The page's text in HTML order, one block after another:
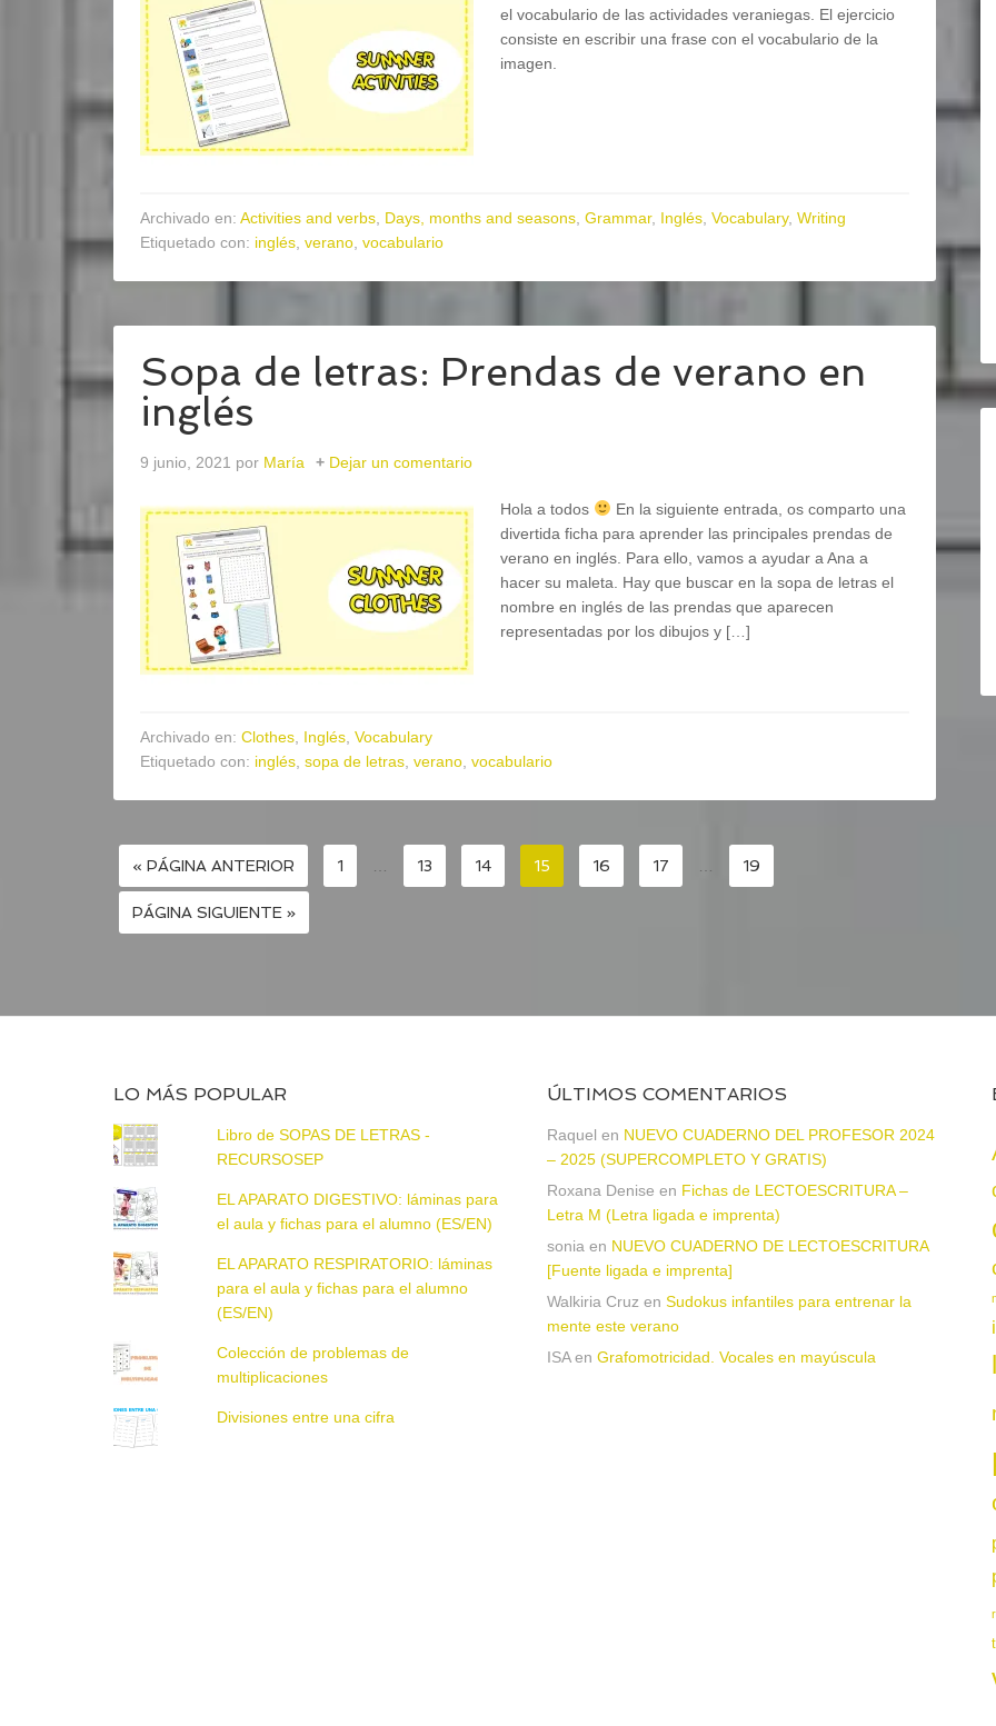
el vocabulario de las actividades veraniegas. El ejercicio
consiste en escribir una frase con el vocabulario de la
imagen.
Archivado en: Activities and verbs Days, months and seasons Grammar, Inglés Vocabulary, Writing
Etiquetado con: inglés verano vocabulario
Sopa de letras: Prendas de verano en
inglés
9 junio, 2021 por María Dejar un comentario
Hola a todos
En la siguiente entrada, os comparto una
divertida ficha para aprender las principales prendas de
verano en inglés. Para ello, vamos a ayudar a Ana a
hacer su maleta. Hay que buscar en la sopa de letras el
nombre en inglés de las prendas que aparecen
representadas por los dibujos y […]
Archivado en: Clothes Inglés Vocabulary
Etiquetado con: inglés sopa de letras verano vocabulario
« PÁGINA ANTERIOR 1 13 14 15 16 17 19
PÁGINA SIGUIENTE »
LO MÁS POPULAR
Libro de SOPAS DE LETRAS -
RECURSOSEP
EL APARATO DIGESTIVO: láminas para
el aula y fichas para el alumno (ES/EN)
EL APARATO RESPIRATORIO: láminas
para el aula y fichas para el alumno
(ES/EN)
Colección de problemas de
multiplicaciones
Divisiones entre una cifra
ÚLTIMOS COMENTARIOS
Raquel en NUEVO CUADERNO DEL PROFESOR 2024
– 2025 (SUPERCOMPLETO Y GRATIS)
Roxana Denise en Fichas de LECTOESCRITURA –
Letra M (Letra ligada e imprenta)
sonia en NUEVO CUADERNO DE LECTOESCRITURA
[Fuente ligada e imprenta]
Walkiria Cruz en Sudokus infantiles para entrenar la
mente este verano
ISAen Grafomotricidad. Vocales en mayúscula